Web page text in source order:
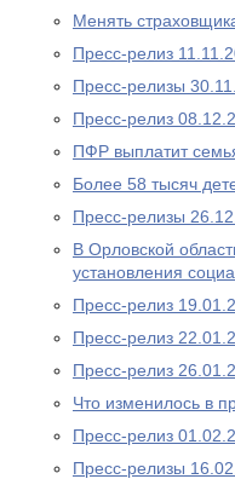
Менять
Пресс-релиз
Пресс-релизы
Пресс-релиз
ПФР выплатит
Более 58 тысяч
Пресс-релизы
В Орловской
установления
Пресс-релиз
Пресс-релиз
Пресс-релиз
Что изменилось в
Пресс-релиз
Пресс-релизы